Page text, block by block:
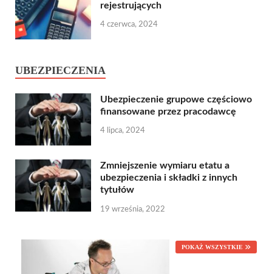
rejestrujących
4 czerwca, 2024
UBEZPIECZENIA
Ubezpieczenie grupowe częściowo
finansowane przez pracodawcę
4 lipca, 2024
Zmniejszenie wymiaru etatu a
ubezpieczenia i składki z innych
tytułów
19 września, 2022
POKAŻ WSZYSTKIE